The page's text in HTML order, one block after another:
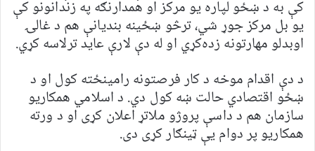
کې به د ښځو لپاره یو مرکز او همدارنګه په زندانونو کې
یو بل مرکز جوړ شي، ترڅو ښځینه بندیانې هم د غالۍ
اوبدلو مهارتونه زده‌کړي او له دې لارې عاید ترلاسه کړي.
د دې اقدام موخه د کار فرصتونه رامینځته کول او د
ښځو اقتصادي حالت ښه کول دي. د اسلامي همکاریو
سازمان هم د داسې پروژو ملاتړ اعلان کړی او د ورته
همکاریو پر دوام یې ټینګار کړی دی.